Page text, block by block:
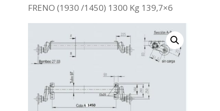
FRENO (1930 /1450) 1300 Kg 139,7×6